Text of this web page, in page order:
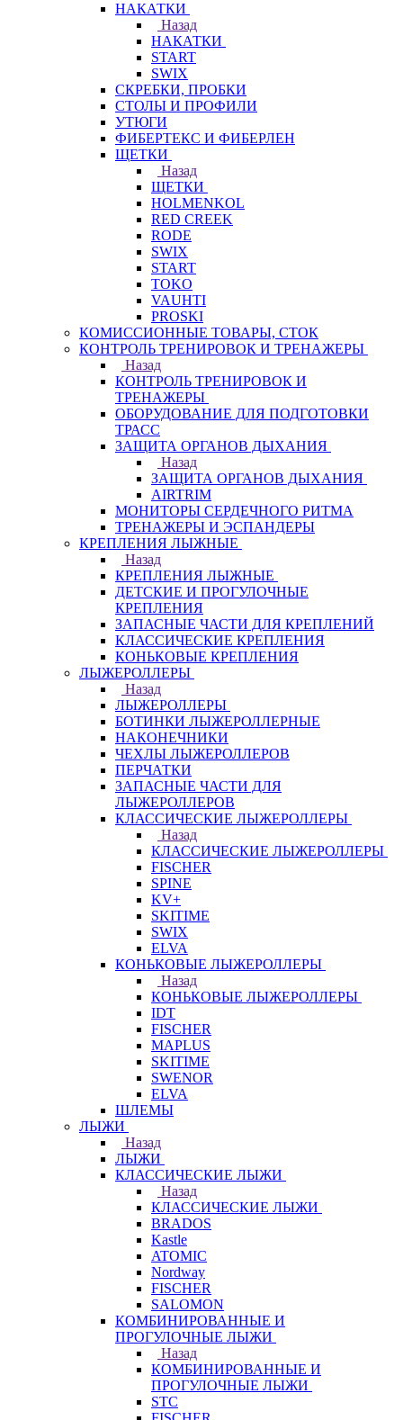
НАКАТКИ
Назад
НАКАТКИ
START
SWIX
СКРЕБКИ, ПРОБКИ
СТОЛЫ И ПРОФИЛИ
УТЮГИ
ФИБЕРТЕКС И ФИБЕРЛЕН
ЩЕТКИ
Назад
ЩЕТКИ
HOLMENKOL
RED CREEK
RODE
SWIX
START
TOKO
VAUHTI
PROSKI
КОМИССИОННЫЕ ТОВАРЫ, СТОК
КОНТРОЛЬ ТРЕНИРОВОК И ТРЕНАЖЕРЫ
Назад
КОНТРОЛЬ ТРЕНИРОВОК И
ТРЕНАЖЕРЫ
ОБОРУДОВАНИЕ ДЛЯ ПОДГОТОВКИ
ТРАСС
ЗАЩИТА ОРГАНОВ ДЫХАНИЯ
Назад
ЗАЩИТА ОРГАНОВ ДЫХАНИЯ
AIRTRIM
МОНИТОРЫ СЕРДЕЧНОГО РИТМА
ТРЕНАЖЕРЫ И ЭСПАНДЕРЫ
КРЕПЛЕНИЯ ЛЫЖНЫЕ
Назад
КРЕПЛЕНИЯ ЛЫЖНЫЕ
ДЕТСКИЕ И ПРОГУЛОЧНЫЕ
КРЕПЛЕНИЯ
ЗАПАСНЫЕ ЧАСТИ ДЛЯ КРЕПЛЕНИЙ
КЛАССИЧЕСКИЕ КРЕПЛЕНИЯ
КОНЬКОВЫЕ КРЕПЛЕНИЯ
ЛЫЖЕРОЛЛЕРЫ
Назад
ЛЫЖЕРОЛЛЕРЫ
БОТИНКИ ЛЫЖЕРОЛЛЕРНЫЕ
НАКОНЕЧНИКИ
ЧЕХЛЫ ЛЫЖЕРОЛЛЕРОВ
ПЕРЧАТКИ
ЗАПАСНЫЕ ЧАСТИ ДЛЯ
ЛЫЖЕРОЛЛЕРОВ
КЛАССИЧЕСКИЕ ЛЫЖЕРОЛЛЕРЫ
Назад
КЛАССИЧЕСКИЕ ЛЫЖЕРОЛЛЕРЫ
FISCHER
SPINE
KV+
SKITIME
SWIX
ELVA
КОНЬКОВЫЕ ЛЫЖЕРОЛЛЕРЫ
Назад
КОНЬКОВЫЕ ЛЫЖЕРОЛЛЕРЫ
IDT
FISCHER
MAPLUS
SKITIME
SWENOR
ELVA
ШЛЕМЫ
ЛЫЖИ
Назад
ЛЫЖИ
КЛАССИЧЕСКИЕ ЛЫЖИ
Назад
КЛАССИЧЕСКИЕ ЛЫЖИ
BRADOS
Kastle
ATOMIC
Nordway
FISCHER
SALOMON
КОМБИНИРОВАННЫЕ И
ПРОГУЛОЧНЫЕ ЛЫЖИ
Назад
КОМБИНИРОВАННЫЕ И
ПРОГУЛОЧНЫЕ ЛЫЖИ
STC